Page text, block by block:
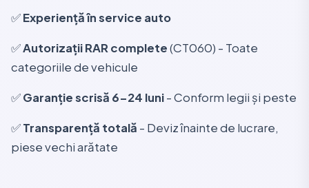
✅Experiență în service auto
✅Autorizații RAR complete(CT060) - Toate
categoriile de vehicule
✅Garanție scrisă 6-24 luni- Conform legii și peste
✅Transparență totală - Deviz înainte de lucrare,
piese vechi arătate